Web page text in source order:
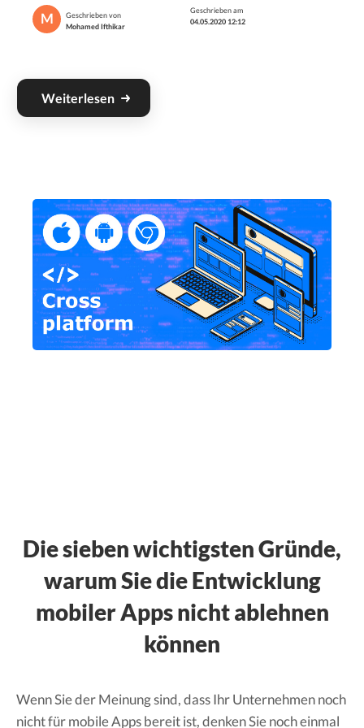
M
Geschrieben von
Mohamed Ifthikar
Geschrieben am
04.05.2020 12:12
Weiterlesen
Die sieben wichtigsten Gründe,
warum Sie die Entwicklung
mobiler Apps nicht ablehnen
können
Wenn Sie der Meinung sind, dass Ihr Unternehmen noch
nicht für mobile Apps bereit ist, denken Sie noch einmal